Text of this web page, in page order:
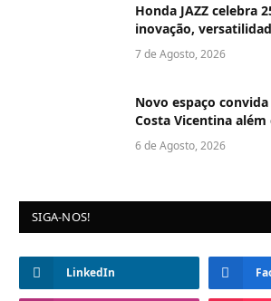
Honda JAZZ celebra
inovação,
7 de Agosto, 2026
Novo espaço
Costa Vicentina além
6 de Agosto, 2026
SIGA-NOS!
LinkedIn